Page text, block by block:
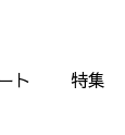
ト 特集